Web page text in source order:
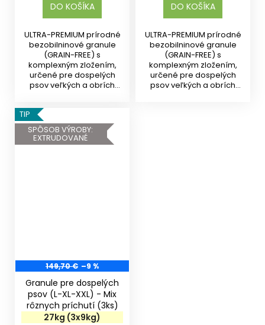
DO KOŠÍKA
ULTRA-PREMIUM prírodné
bezobilninové granule
(GRAIN-FREE) s
komplexným zložením,
určené pre dospelých
psov veľkých a obrích
DO KOŠÍKA
ULTRA-PREMIUM prírodné
bezobilninové granule
(GRAIN-FREE) s
komplexným zložením,
určené pre dospelých
psov veľkých a obrích
TIP
SPÔSOB VÝROBY:
EXTRUDOVANÉ
149,70 € –9 %
Granule pre dospelých
psov (L-XL-XXL) - Mix
27kg (3x9kg)